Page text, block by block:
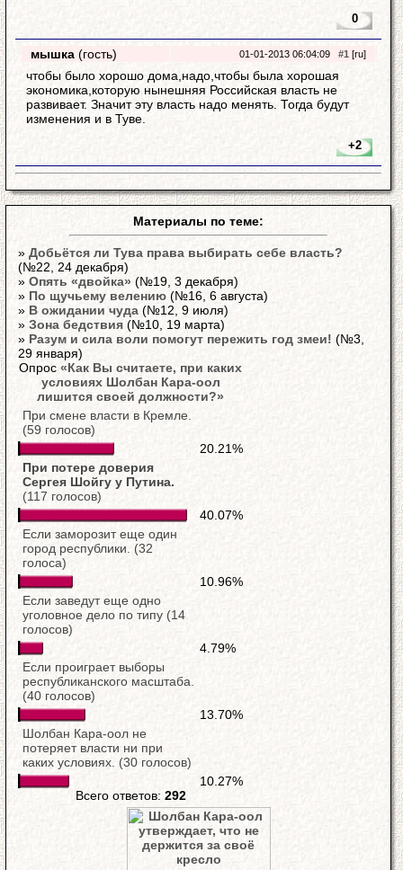
0
мышка (гость) 01-01-2013 06:04:09 #1 [ru]
чтобы было хорошо дома,надо,чтобы была хорошая
экономика,которую нынешняя Российская власть не
развивает. Значит эту власть надо менять. Тогда будут
изменения и в Туве.
+2
Материалы по теме:
» Добьётся ли Тува права выбирать себе власть?
(№22, 24 декабря)
» Опять «двойка» (№19, 3 декабря)
» По щучьему велению (№16, 6 августа)
» В ожидании чуда (№12, 9 июля)
» Зона бедствия (№10, 19 марта)
» Разум и сила воли помогут пережить год змеи! (№3,
29 января)
Опрос «Как Вы считаете, при каких
условиях Шолбан Кара-оол
лишится своей должности?»
При смене власти в Кремле.
(59 голосов)
20.21%
При потере доверия
Сергея Шойгу у Путина.
(117 голосов)
40.07%
Если заморозит еще один
город республики. (32
голоса)
10.96%
Если заведут еще одно
уголовное дело по типу (14
голосов)
4.79%
Если проиграет выборы
республиканского масштаба.
(40 голосов)
13.70%
Шолбан Кара-оол не
потеряет власти ни при
каких условиях. (30 голосов)
10.27%
Всего ответов: 292